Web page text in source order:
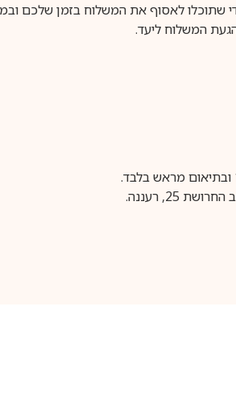
שתוכלו לאסוף את המשלוח בזמן שלכם
המשלוח ליעד.
רעננה.